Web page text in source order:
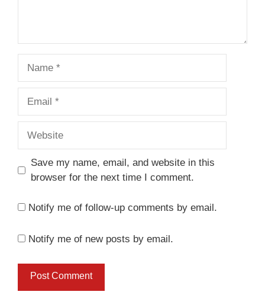
Save my name, email, and website in this
browser for the next time I comment.
Notify me of follow-up comments by email.
Notify me of new posts by email.